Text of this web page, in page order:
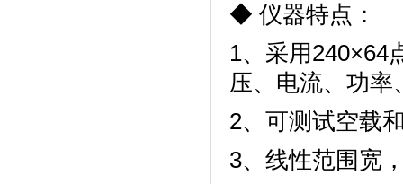
◆ 仪器特点：
1、采用240×64
压、电流、功率
2、可测试空载
3、线性范围宽